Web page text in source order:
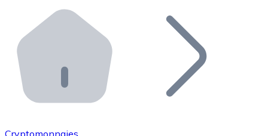
Distributeurs automatiques Bitnovo
Intégrez un ATM Bitnovo dans votre entreprise et
API Bitnovo
Intégrez notre API dans votre écosystème.
Rejoignez notre réseau de distributeurs et
Cryptomonnaies